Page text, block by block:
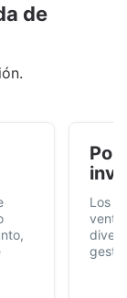
de
Por
Los